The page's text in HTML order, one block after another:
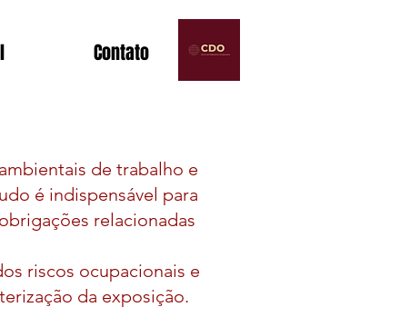
Contato
de trabalho e
é indispensável para
relacionadas
riscos ocupacionais e
da exposição.